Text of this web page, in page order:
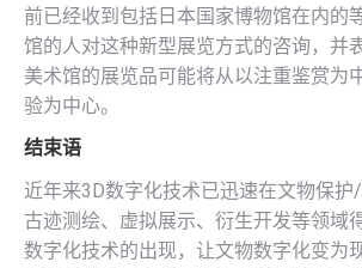
前已经收到包括日本国家博物馆在内的
馆的人对这种新型展览方式的咨询，并
美术馆的展览品可能将从以注重鉴赏为
验为中心。
结束语
近年来3D数字化技术已迅速在文物保护
古迹测绘、虚拟展示、衍生开发等领域
数字化技术的出现，让文物数字化变为